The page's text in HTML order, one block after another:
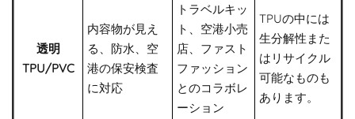
透明
TPU/PVC
内容物が見え
る、防水、空
港の保安検査
に対応
トラベルキッ
ト、空港小売
店、ファスト
ファッション
とのコラボレ
ーション
TPUの中には
生分解性また
はリサイクル
可能なものも
あります。